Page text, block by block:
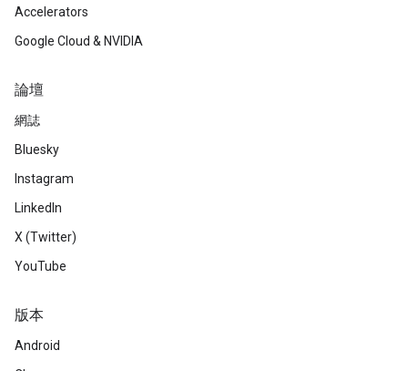
Accelerators
Google Cloud & NVIDIA
論壇
網誌
Bluesky
Instagram
LinkedIn
X (Twitter)
YouTube
版本
Android